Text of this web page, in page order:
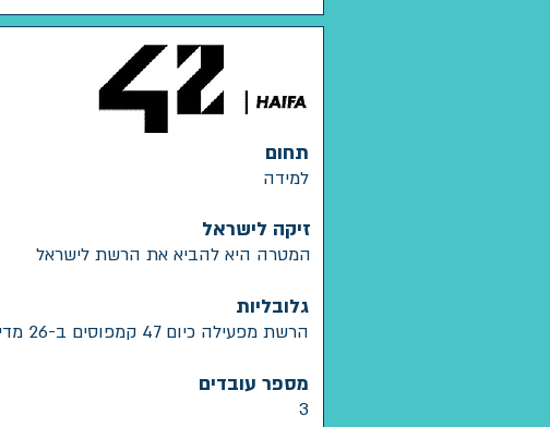
תחום
למידה
זיקה לישראל
המטרה היא להביא את הרשת לישראל
גלובליות
הרשת מפעילה כיום 47 קמפוסים ב-26 מדינות
מספר עובדים
3